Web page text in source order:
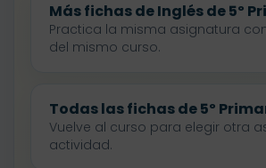
Más fichas de Inglés de 5º
Practica la misma asignatura
del mismo curso.
Todas las fichas de 5º
Vuelve al curso para elegir otra
actividad.